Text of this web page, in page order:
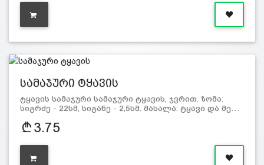
სამაჯური ტყავის
ტყავის სამაჯური სამაჯური ტყავის, ჯვრით. ზომა:
სიგრძე - 22სმ, სიგანე - 2,5სმ. მასალა: ტყავი და მე…
3.75